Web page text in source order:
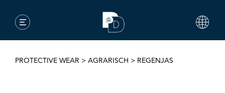
PROTECTIVE WEAR > AGRARISCH > REGENJAS